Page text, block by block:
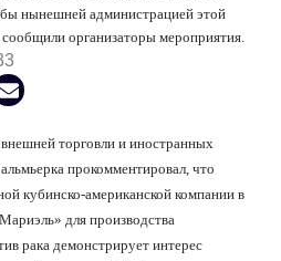
нынешней администрацией этой
организаторы мероприятия.
торговли и иностранных
прокомментировал, что
кубинско-американской компании в
для производства
рака демонстрирует интерес